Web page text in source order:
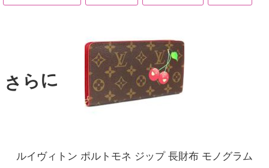
ルイヴィトン ポルトモネ ジップ 長財布 モノグラム
さらに